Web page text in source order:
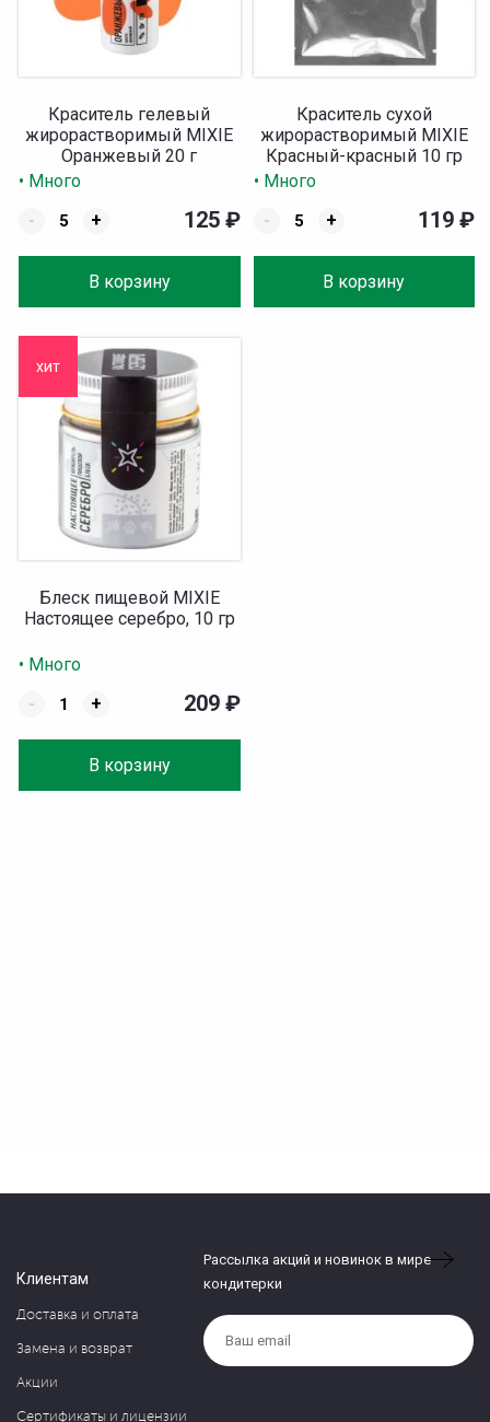
Краситель гелевый
жирорастворимый MIXIE
Оранжевый 20 г
• Много
-
+
В корзину
125 ₽
Краситель сухой
жирорастворимый MIXIE
Красный-красный 10 гр
• Много
-
+
В корзину
119 ₽
хит
Блеск пищевой MIXIE
Настоящее серебро, 10 гр
• Много
-
+
В корзину
209 ₽
Клиентам
Доставка и оплата
Замена и возврат
Акции
Сертификаты и лицензии
Рассылка акций и новинок в мире
кондитерки